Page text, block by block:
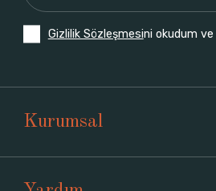
Gizlilik Sözleşmesini okudum
Kurumsal